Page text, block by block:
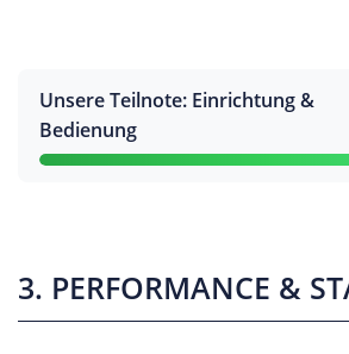
Unsere Teilnote: Einrichtung &
Bedienung
3. PERFORMANCE &